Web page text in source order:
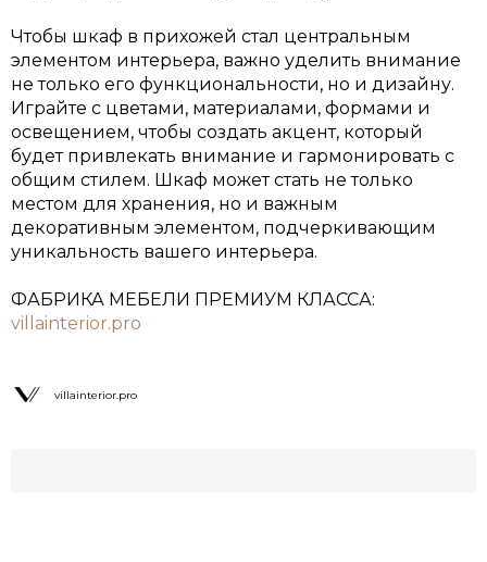
Чтобы шкаф в прихожей стал центральным
элементом интерьера, важно уделить внимание
не только его функциональности, но и дизайну.
Играйте с цветами, материалами, формами и
освещением, чтобы создать акцент, который
будет привлекать внимание и гармонировать с
общим стилем. Шкаф может стать не только
местом для хранения, но и важным
декоративным элементом, подчеркивающим
уникальность вашего интерьера.
ФАБРИКА МЕБЕЛИ ПРЕМИУМ КЛАССА:
villainterior.pro
villainterior.pro